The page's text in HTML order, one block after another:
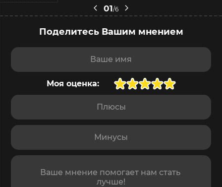
01/6
Поделитесь Вашим мнением
Моя оценка:
Ваше имя
Плюсы
Минусы
Отзыв